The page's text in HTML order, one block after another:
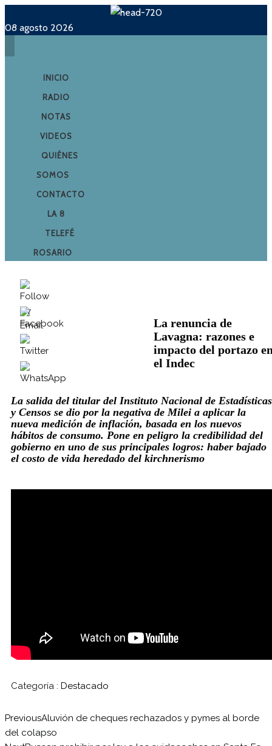
08 agosto 2026
INICIO
RADIO
NOTAS
VIDEOS
QUIÉNES
SOMOS
CONTACTO
LA 8
TELEFÉ
ROSARIO
La renuncia de
Lavagna: razones e
impacto del portazo
el Indec
La salida del titular del Instituto Nacional de Estadísticas
y Censos se dio por la negativa de Milei a aplicar la
nueva medición de inflación, basada en los nuevos
hábitos de consumo. Pone en peligro la credibilidad del
gobierno en uno de sus principales logros: haber bajado
el costo de vida heredado del kirchnerismo
Categoría : Destacado
PreviousAluvión de cheques rechazados y pymes al borde
del colapso